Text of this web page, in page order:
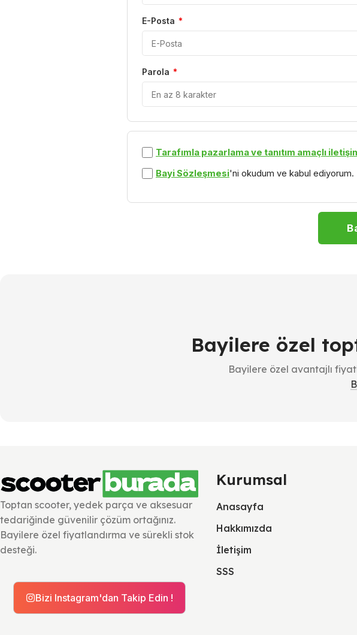
E-Posta *
Parola *
Tarafımla pazarlama ve tanıtım amaçlı
Bayi Sözleşmesi'ni okudum ve kabul ediyorum.
Bayilere özel
Bayilere özel avantajlı
Toptan scooter, yedek parça ve aksesuar
tedariğinde güvenilir çözüm ortağınız.
Bayilere özel fiyatlandırma ve sürekli stok
desteği.
Bizi Instagram'dan Takip Edin !
Kurumsal
Anasayfa
Hakkımızda
İletişim
SSS